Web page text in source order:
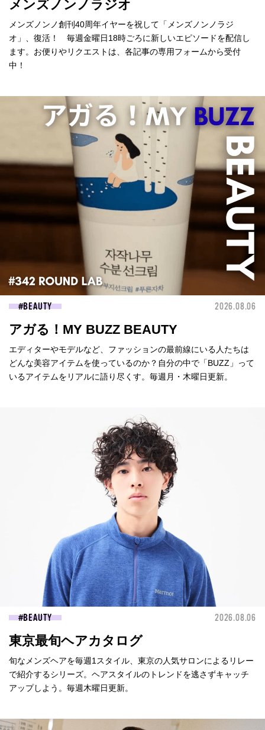
メンズノンノラジオ
メンズノンノ創刊40周年イヤーを祝して「メンズノンノラジ
オ」、復活！ 毎週金曜日18時ごろに新しいエピソードを配信し
ます。お便りやリクエストは、各記事の専用フォームから受付
中！
BEAUTY 2026.08.06
アガる！MY BUZZ BEAUTY
エディターやモデルなど、ファッションの最前線にいる人たちは
どんな美容アイテムを使っているのか？自分の中で「BUZZ」って
いるアイテムをリアルに語り尽くす。毎週月・木曜日更新。
BEAUTY 2026.08.06
東京最旬ヘアカタログ
旬なメンズヘアを毎週1スタイル、東京の人気サロンによるリレー
で紹介するシリーズ。ヘアスタイルのトレンドを逃さずキャッチ
アップしよう。毎週木曜日更新。